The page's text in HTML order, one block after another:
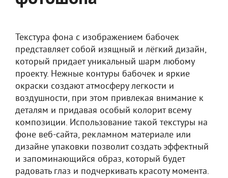
Текстура фона с изображением бабочек
представляет собой изящный и лёгкий дизайн,
который придает уникальный шарм любому
проекту. Нежные контуры бабочек и яркие
окраски создают атмосферу легкости и
воздушности, при этом привлекая внимание к
деталям и придавая особый колорит всему
композиции. Использование такой текстуры на
фоне веб-сайта, рекламном материале или
дизайне упаковки позволит создать эффектный
и запоминающийся образ, который будет
радовать глаз и подчеркивать красоту момента.